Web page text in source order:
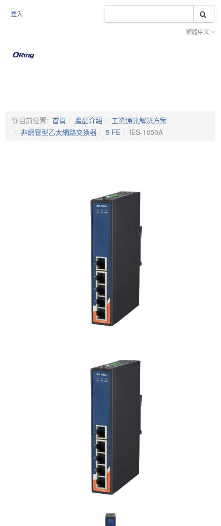
登入
繁體中文
你目前位置: 首頁 產品介紹
工業通訊解決方案
非網管型乙太網路交換器
5 FE IES-1050A